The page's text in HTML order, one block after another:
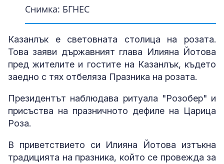
Снимка: БГНЕС
Снимка: БГНЕС
Снимка: БГНЕС
Снимка: БГНЕС
Снимка: БГНЕС
Снимка: БГНЕС
Снимка: БГНЕС
Снимка: БГНЕС
Казанлък е световната столица на розата.
Това заяви държавният глава Илияна Йотова
пред жителите и гостите на Казанлък, където
заедно с тях отбеляза Празника на розата.
Президентът наблюдава ритуала "Розобер" и
присъства на празничното дефиле на Царица
Роза.
В приветствието си Илияна Йотова изтъкна
традицията на празника, който се провежда за